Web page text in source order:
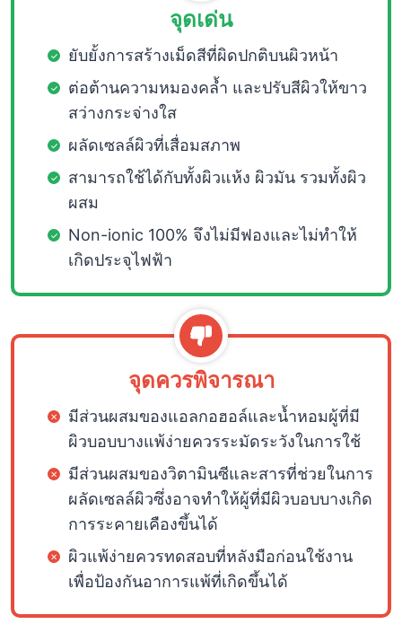
จุดเด่น
ยับยั้งการสร้างเม็ดสีที่ผิดปกติบนผิวหน้า
ต่อต้านความหมองคล้ำ และปรับสีผิวให้ขาว
สว่างกระจ่างใส
ผลัดเซลล์ผิวที่เสื่อมสภาพ
สามารถใช้ได้กับทั้งผิวแห้ง ผิวมัน รวมทั้งผิว
ผสม
Non-ionic 100% จึงไม่มีฟองและไม่ทำให้
เกิดประจุไฟฟ้า
จุดควรพิจารณา
มีส่วนผสมของแอลกอฮอล์และน้ำหอมผู้ที่มี
ผิวบอบบางแพ้ง่ายควรระมัดระวังในการใช้
มีส่วนผสมของวิตามินซีและสารที่ช่วยในการ
ผลัดเซลล์ผิวซึ่งอาจทำให้ผู้ที่มีผิวบอบบางเกิด
การระคายเคืองขึ้นได้
ผิวแพ้ง่ายควรทดสอบที่หลังมือก่อนใช้งาน
เพื่อป้องกันอาการแพ้ที่เกิดขึ้นได้